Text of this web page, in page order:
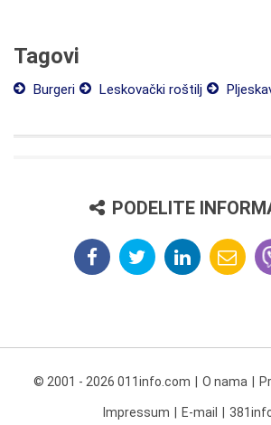
Tagovi
Burgeri Leskovački roštilj
PODELITE
© 2001 - 2026 011info.com O nama
Impressum E-mail